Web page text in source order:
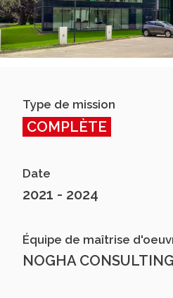
Type de mission
COMPLÈTE
Date
2021 - 2024
Équipe de maîtrise
NOGHA